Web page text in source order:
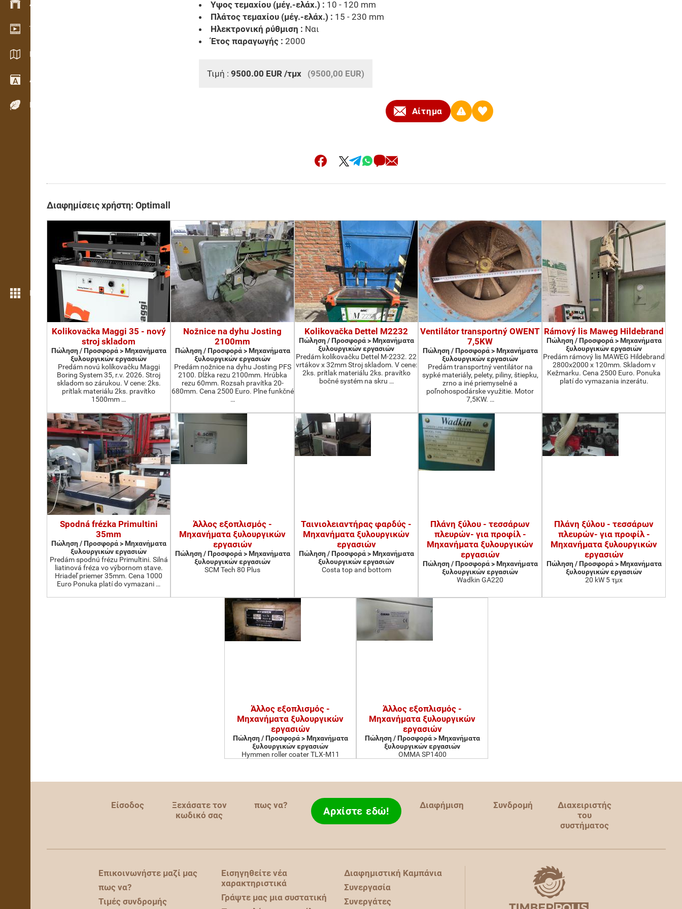
Διαχείριση αποθεμάτων
Έκθεση βίντεο
Κατάλογοι / Μπροσούρες
Λεξικό
Είδη ξύλου
Περισσότερες λειτουργίες
Υψος τεμαχίου (μέγ.-ελάχ.) : 10 - 120 mm
Πλάτος τεμαχίου (μέγ.-ελάχ.) : 15 - 230 mm
Ηλεκτρονική ρύθμιση : Ναι
Έτος παραγωγής : 2000
Τιμή : 9500.00 EUR /τμχ (9500,00 EUR)
Αίτημα
Διαφημίσεις χρήστη: Optimall
Kolikovačka Maggi 35 - nový
stroj skladom
Πώληση / Προσφορά > Μηχανήματα
ξυλουργικών εργασιών
Predám novú kolíkovačku Maggi
Boring System 35, r.v. 2026. Stroj
skladom so zárukou. V cene: 2ks.
prítlak materiálu 2ks. pravítko
1500mm …
Nožnice na dyhu Josting
2100mm
Πώληση / Προσφορά > Μηχανήματα
ξυλουργικών εργασιών
Predám nožnice na dyhu Josting PFS
2100. Dĺžka rezu 2100mm. Hrúbka
rezu 60mm. Rozsah pravítka 20-
680mm. Cena 2500 Euro. Plne funkčné
…
Kolikovačka Dettel M2232
Πώληση / Προσφορά > Μηχανήματα
ξυλουργικών εργασιών
Predám kolíkovačku Dettel M-2232. 22
vrtákov x 32mm Stroj skladom. V cene:
2ks. prítlak materiálu 2ks. pravítko
bočné systém na skru …
Ventilátor transportný OWENT
7,5KW
Πώληση / Προσφορά > Μηχανήματα
ξυλουργικών εργασιών
Predám transportný ventilátor na
sypké materiály, pelety, piliny, štiepku,
zrno a iné priemyselné a
poľnohospodárske využitie. Motor
7,5KW. …
Rámový lis Maweg Hildebrand
Πώληση / Προσφορά > Μηχανήματα
ξυλουργικών εργασιών
Predám rámový lis MAWEG Hildebrand
2800x2000 x 120mm. Skladom v
Kežmarku. Cena 2500 Euro. Ponuka
platí do vymazania inzerátu.
Spodná frézka Primultini
35mm
Πώληση / Προσφορά > Μηχανήματα
ξυλουργικών εργασιών
Predám spodnú frézu Primultini. Silná
liatinová fréza vo výbornom stave.
Hriadeľ priemer 35mm. Cena 1000
Euro Ponuka platí do vymazani …
Άλλος εξοπλισμός -
Μηχανήματα ξυλουργικών
εργασιών
Πώληση / Προσφορά > Μηχανήματα
ξυλουργικών εργασιών
SCM Tech 80 Plus
Ταινιολειαντήρας φαρδύς -
Μηχανήματα ξυλουργικών
εργασιών
Πώληση / Προσφορά > Μηχανήματα
ξυλουργικών εργασιών
Costa top and bottom
Πλάνη ξύλου - τεσσάρων
πλευρών- για προφίλ -
Μηχανήματα ξυλουργικών
εργασιών
Πώληση / Προσφορά > Μηχανήματα
ξυλουργικών εργασιών
Wadkin GA220
Πλάνη ξύλου - τεσσάρων
πλευρών- για προφίλ -
Μηχανήματα ξυλουργικών
εργασιών
Πώληση / Προσφορά > Μηχανήματα
ξυλουργικών εργασιών
20 kW 5 τμχ
Άλλος εξοπλισμός -
Μηχανήματα ξυλουργικών
εργασιών
Πώληση / Προσφορά > Μηχανήματα
ξυλουργικών εργασιών
Hymmen roller coater TLX-M11
Άλλος εξοπλισμός -
Μηχανήματα ξυλουργικών
εργασιών
Πώληση / Προσφορά > Μηχανήματα
ξυλουργικών εργασιών
OMMA SP1400
Είσοδος
Ξεχάσατε τον
κωδικό σας
πως να? Αρχίστε εδώ! Διαφήμιση Συνδρομή
Διαχειριστής
του
συστήματος
Επικοινωνήστε μαζί μας
πως να?
Τιμές συνδρομής
Εισηγηθείτε νέα
χαρακτηριστικά
Γράψτε μας μια συστατική
Διαφημιστική Καμπάνια
Συνεργασία
Συνεργάτες